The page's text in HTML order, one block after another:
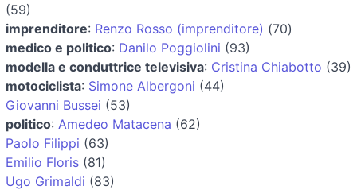
(59)
imprenditore: Renzo Rosso (imprenditore) (70)
medico e politico: Danilo Poggiolini (93)
modella e conduttrice televisiva: Cristina Chiabotto (39)
motociclista: Simone Albergoni (44)
Giovanni Bussei (53)
politico: Amedeo Matacena (62)
Paolo Filippi (63)
Emilio Floris (81)
Ugo Grimaldi (83)